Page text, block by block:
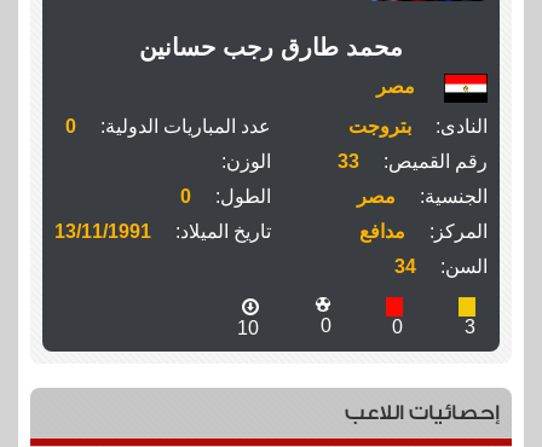
محمد طارق رجب حسانين
مصر
النادى:
بتروجت عدد المباريات الدولية:
0
رقم القميص:
33
الوزن:
الجنسية:
مصر الطول:
0
المركز:
مدافع تاريخ الميلاد:
13/11/1991
السن:
34
3
0
0
10
إحصائيات اللاعب